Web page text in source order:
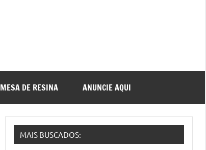
MESA DE RESINA ANUNCIE AQUI
MAIS BUSCADOS: